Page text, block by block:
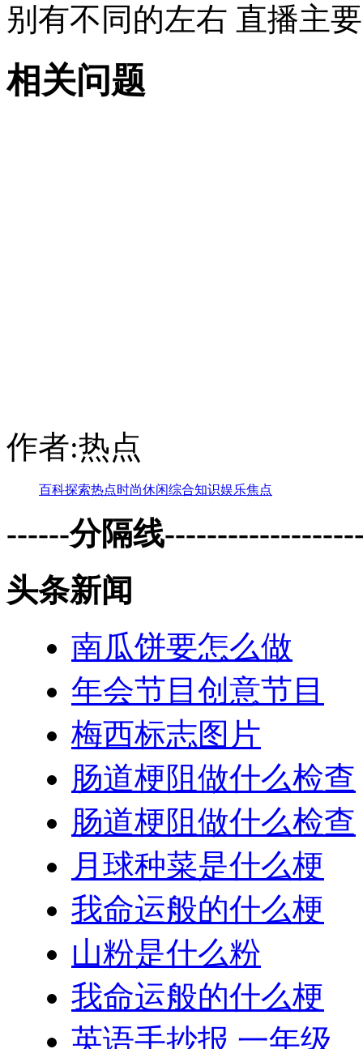
别有不同的左右 直播主
相关问题
作者:热点
百科探索热点时尚休闲综合知识娱乐焦点
------分隔线
头条新闻
南瓜饼要怎么做
年会节目创意节目
梅西标志图片
肠道梗阻做什么检查
肠道梗阻做什么检查
月球种菜是什么梗
我命运般的什么梗
山粉是什么粉
我命运般的什么梗
英语手抄报 一年级